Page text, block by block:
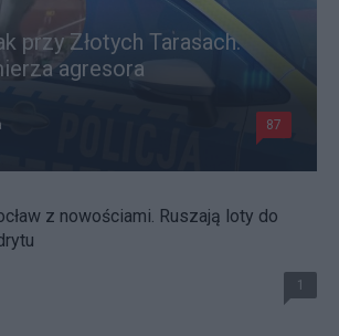
przy Złotych Tarasach.
agresora
87
z nowościami. Ruszają loty do
1